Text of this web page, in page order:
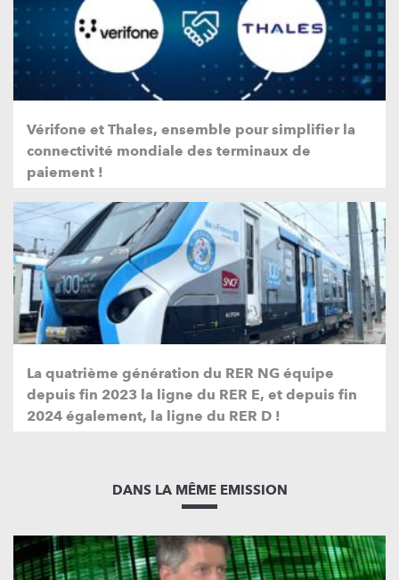
Vérifone et Thales, ensemble pour simplifier la
connectivité mondiale des terminaux de
paiement !
La quatrième génération du RER NG équipe
depuis fin 2023 la ligne du RER E, et depuis fin
2024 également, la ligne du RER D !
DANS LA MÊME EMISSION